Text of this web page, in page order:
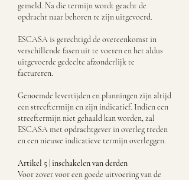
gemeld. Na die termijn wordt geacht de
opdracht naar behoren te zijn uitgevoerd.
ESCASA is gerechtigd de overeenkomst in
verschillende fasen uit te voeren en het aldus
uitgevoerde gedeelte afzonderlijk te
factureren.
Genoemde levertijden en planningen zijn altijd
een streeftermijn en zijn indicatief. Indien een
streeftermijn niet gehaald kan worden, zal
ESCASA met opdrachtgever in overleg treden
en een nieuwe indicatieve termijn overleggen.
Artikel 5 | inschakelen van derden
Voor zover voor een goede uitvoering van de